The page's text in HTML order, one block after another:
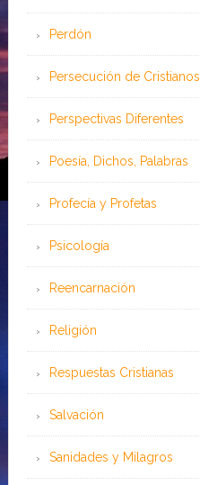
Perdón
Persecución de Cristianos
Perspectivas Diferentes
Poesía, Dichos, Palabras
Profecía y Profetas
Psicología
Reencarnación
Religión
Respuestas Cristianas
Salvación
Sanidades y Milagros